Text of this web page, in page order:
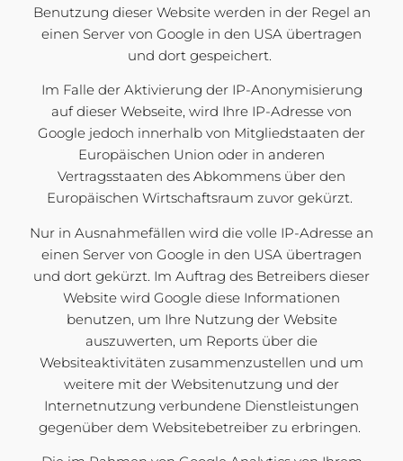
Benutzung dieser Website werden in der Regel an
einen Server von Google in den USA übertragen
und dort gespeichert.
Im Falle der Aktivierung der IP-Anonymisierung
auf dieser Webseite, wird Ihre IP-Adresse von
Google jedoch innerhalb von Mitgliedstaaten der
Europäischen Union oder in anderen
Vertragsstaaten des Abkommens über den
Europäischen Wirtschaftsraum zuvor gekürzt.
Nur in Ausnahmefällen wird die volle IP-Adresse an
einen Server von Google in den USA übertragen
und dort gekürzt. Im Auftrag des Betreibers dieser
Website wird Google diese Informationen
benutzen, um Ihre Nutzung der Website
auszuwerten, um Reports über die
Websiteaktivitäten zusammenzustellen und um
weitere mit der Websitenutzung und der
Internetnutzung verbundene Dienstleistungen
gegenüber dem Websitebetreiber zu erbringen.